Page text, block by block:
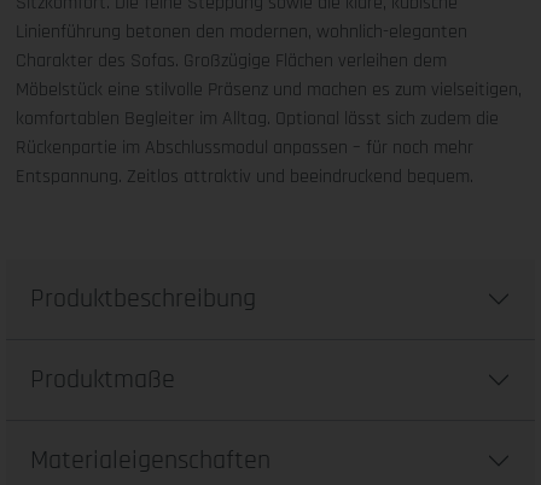
Linienführung betonen den modernen, wohnlich-eleganten
Charakter des Sofas. Großzügige Flächen verleihen dem
Möbelstück eine stilvolle Präsenz und machen es zum vielseitigen,
komfortablen Begleiter im Alltag. Optional lässt sich zudem die
Rückenpartie im Abschlussmodul anpassen – für noch mehr
Entspannung. Zeitlos attraktiv und beeindruckend bequem.
Produktbeschreibung
Produktmaße
Materialeigenschaften